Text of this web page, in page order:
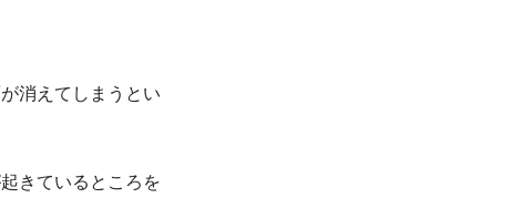
消えてしまうとい
きているところを